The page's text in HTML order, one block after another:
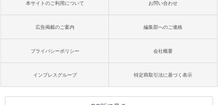
本サイトのご利用について お問い合わせ
広告掲載のご案内 編集部へのご連絡
プライバシーポリシー 会社概要
インプレスグループ 特定商取引法に基づく表示